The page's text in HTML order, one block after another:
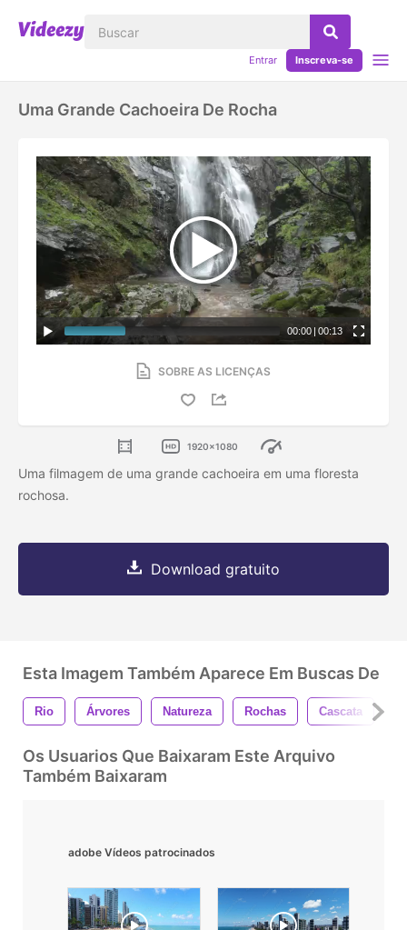
Entrar Inscreva-se
Uma Grande Cachoeira De Rocha
00:00 | 00:13
SOBRE AS LICENÇAS
1920x1080
Uma filmagem de uma grande cachoeira em uma floresta
rochosa.
Download gratuito
Esta Imagem Também Aparece Em Buscas De
Rio Árvores Natureza Rochas Cascata
Os Usuarios Que Baixaram Este Arquivo
Também Baixaram
adobe Vídeos patrocinados